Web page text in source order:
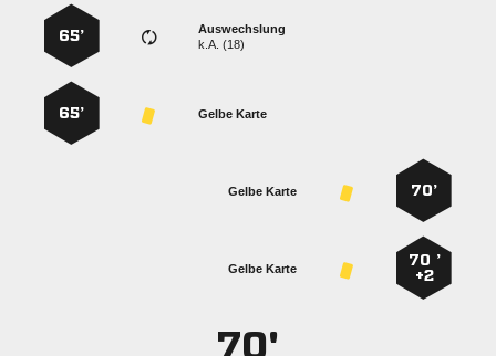
Auswechslung
k.A. (18)
65’
Gelbe Karte
65’
70’
Gelbe Karte
70 ’
+2
Gelbe Karte
70'